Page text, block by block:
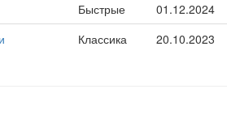
Быстрые 01.12.2024
Классика 20.10.2023